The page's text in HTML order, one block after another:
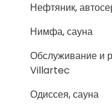
Нефтяник,
Нимфа, сауна
Обслуживание и
Villartec
Одиссея, сауна